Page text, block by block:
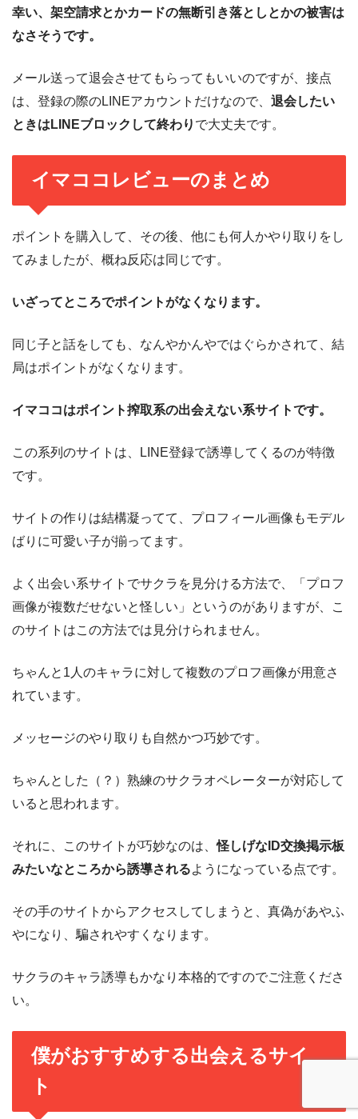
幸い、架空請求とかカードの無断引き落としとかの被害は
なさそうです。
メール送って退会させてもらってもいいのですが、接点
は、登録の際のLINEアカウントだけなので、 退会したい
ときはLINEブロックして終わり で大丈夫です。
イマココレビューのまとめ
ポイントを購入して、その後、他にも何人かやり取りをし
てみましたが、概ね反応は同じです。
いざってところでポイントがなくなります。
同じ子と話をしても、なんやかんやではぐらかされて、結
局はポイントがなくなります。
イマココはポイント搾取系の出会えない系サイトです。
この系列のサイトは、LINE登録で誘導してくるのが特徴
です。
サイトの作りは結構凝ってて、プロフィール画像もモデル
ばりに可愛い子が揃ってます。
よく出会い系サイトでサクラを見分ける方法で、「プロフ
画像が複数だせないと怪しい」というのがありますが、こ
のサイトはこの方法では見分けられません。
ちゃんと1人のキャラに対して複数のプロフ画像が用意さ
れています。
メッセージのやり取りも自然かつ巧妙です。
ちゃんとした（？）熟練のサクラオペレーターが対応して
いると思われます。
それに、このサイトが巧妙なのは、怪しげなID交換掲示板
みたいなところから誘導されるようになっている点です。
その手のサイトからアクセスしてしまうと、真偽があやふ
やになり、騙されやすくなります。
サクラのキャラ誘導もかなり本格的ですのでご注意くださ
い。
僕がおすすめする出会えるサイ
ト